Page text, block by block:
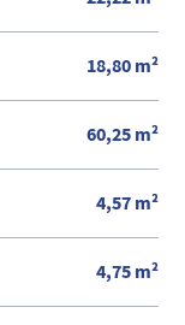
18,80 m²
60,25 m²
4,57 m²
4,75 m²